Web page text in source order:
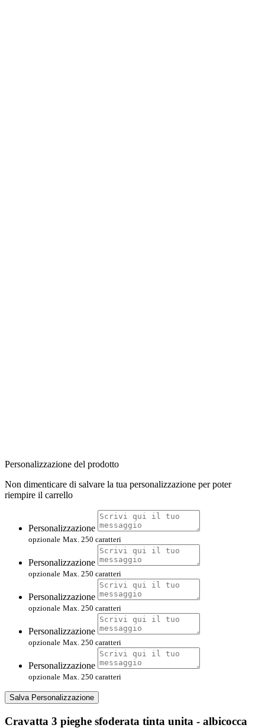
Personalizzazione del prodotto
Non dimenticare di salvare la tua personalizzazione per poter
riempire il carrello
Personalizzazione
opzionale Max. 250 caratteri
Personalizzazione
opzionale Max. 250 caratteri
Personalizzazione
opzionale Max. 250 caratteri
Personalizzazione
opzionale Max. 250 caratteri
Personalizzazione
opzionale Max. 250 caratteri
Salva Personalizzazione
Cravatta 3 pieghe sfoderata tinta unita - albicocca